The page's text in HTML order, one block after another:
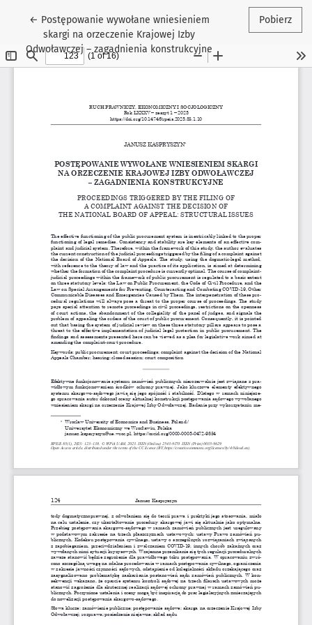
← Wróć do szczegółów artykułu
Postępowanie wywołane wniesieniem
skargi na orzeczenie Krajowej Izby
Odwoławczej – zagadnienia konstrukcyjne
Pobierz